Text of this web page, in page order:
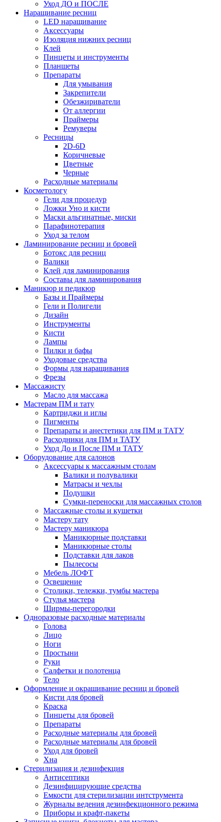
Уход ДО и ПОСЛЕ
Наращивание ресниц
LED наращивание
Аксессуары
Изоляция нижних ресниц
Клей
Пинцеты и инструменты
Планшеты
Препараты
Для умывания
Закрепители
Обезжириватели
От аллергии
Праймеры
Ремуверы
Ресницы
2D-6D
Коричневые
Цветные
Черные
Расходные материалы
Косметологу
Гели для процедур
Ложки Уно и кисти
Маски альгинатные, миски
Парафинотерапия
Уход за телом
Ламинирование ресниц и бровей
Ботокс для ресниц
Валики
Клей для ламинирования
Составы для ламинирования
Маникюр и педикюр
Базы и Праймеры
Гели и Полигели
Дизайн
Инструменты
Кисти
Лампы
Пилки и бафы
Уходовые средства
Формы для наращивания
Фрезы
Массажисту
Масло для массажа
Мастерам ПМ и тату
Картриджи и иглы
Пигменты
Препараты и анестетики для ПМ и ТАТУ
Расходники для ПМ и ТАТУ
Уход До и После ПМ и ТАТУ
Оборудование для салонов
Аксессуары к массажным столам
Валики и полувалики
Матрасы и чехлы
Подушки
Сумки-переноски для массажных столов
Массажные столы и кушетки
Мастеру тату
Мастеру маникюра
Маникюрные подставки
Маникюрные столы
Подставки для лаков
Пылесосы
Мебель ЛОФТ
Освещение
Столики, тележки, тумбы мастера
Стулья мастера
Ширмы-перегородки
Одноразовые расходные материалы
Голова
Лицо
Ноги
Простыни
Руки
Салфетки и полотенца
Тело
Оформление и окрашивание ресниц и бровей
Кисти для бровей
Краска
Пинцеты для бровей
Препараты
Расходные материалы для бровей
Расходные материалы для бровей
Уход для бровей
Хна
Стерилизация и дезинфекция
Антисептики
Дезинфицирующие средства
Емкости для стерилизации интструмента
Журналы ведения дезинфекционного режима
Приборы и крафт-пакеты